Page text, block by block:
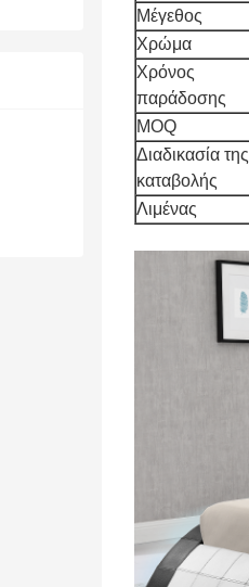
Μέγεθος
Χρώμα
Χρόνος
παράδοσης
MOQ
Διαδικασία της
καταβολής
Λιμένας